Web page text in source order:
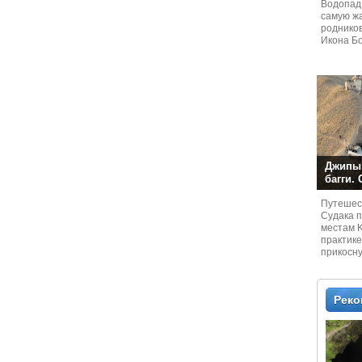
самую
Икона
багги.
Судaка
местам